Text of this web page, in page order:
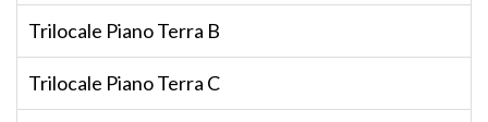
Trilocale Piano Terra B
Trilocale Piano Terra C